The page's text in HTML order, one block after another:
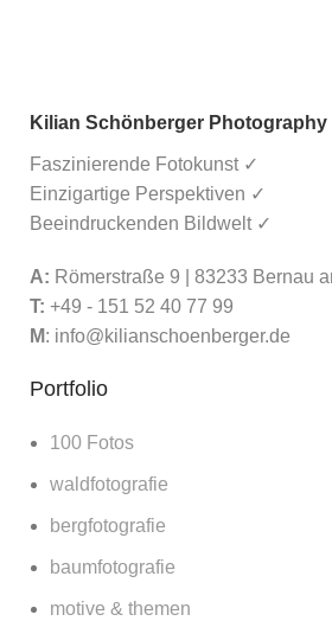
Kilian Schönberger Photography
Faszinierende Fotokunst ✓
Einzigartige Perspektiven ✓
Beeindruckenden Bildwelt ✓
A: Römerstraße 9 | 83233 Bernau
T: +49 - 151 52 40 77 99
M: info@kilianschoenberger.de
Portfolio
100 Fotos
waldfotografie
bergfotografie
baumfotografie
motive & themen